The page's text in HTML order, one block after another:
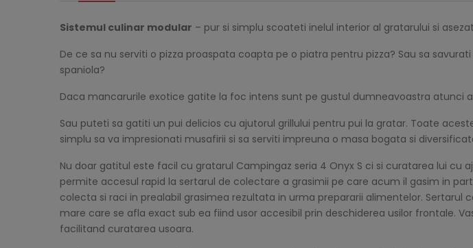
Sistemul culinar modular – pur si simplu scoateti inelul interior al gratarului si
De ce sa nu serviti o pizza proaspata coapta pe o piatra pentru pizza? Sau sa
spaniola?
Daca mancarurile exotice gatite la foc intens sunt pe gustul dumneavoastra
Sau puteti sa gatiti un pui delicios cu ajutorul grillului pentru pui la gratar. Toate
simplu sa va impresionati musafirii si sa serviti impreuna o masa bogata si
Nu doar gatitul este facil cu gratarul Campingaz seria 4 Onyx S ci si curatarea lui cu
permite accesul rapid la sertarul de colectare a grasimii pe care acum il gasim in
colecta si raci in prealabil grasimea rezultata in urma prepararii alimentelor.
mare care se afla exact sub ea fiind usor accesibil prin deschiderea usilor frontale.
facilitand curatarea usoara.